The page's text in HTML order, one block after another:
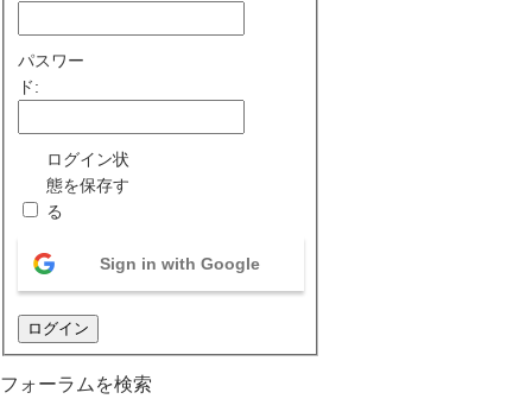
パスワー
ド:
ログイン状
態を保存す
る
Sign in with Google
ログイン
フォーラムを検索